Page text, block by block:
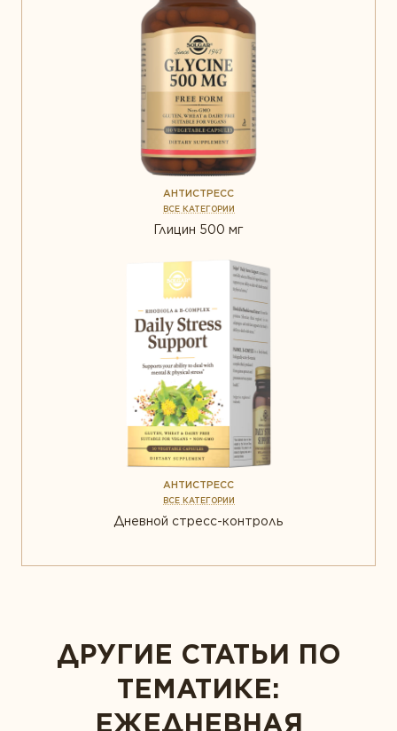
АНТИСТРЕСС
ВСЕ КАТЕГОРИИ
Глицин 500 мг
АНТИСТРЕСС
ВСЕ КАТЕГОРИИ
Дневной стресс-контроль
ДРУГИЕ СТАТЬИ ПО
ТЕМАТИКЕ:
ЕЖЕДНЕВНАЯ